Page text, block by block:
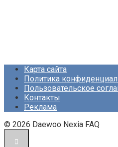
Карта сайта
Политика
Пользовательское
Контакты
Реклама
© 2026 Daewoo Nexia FAQ